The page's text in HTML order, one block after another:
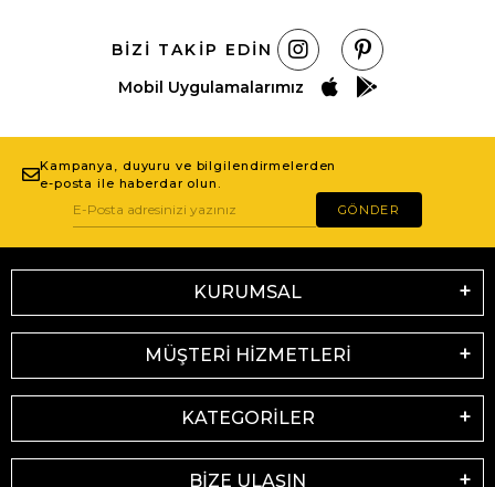
BIZI TAKIP EDIN
Mobil Uygulamalarımız
Kampanya, duyuru ve bilgilendirmelerden
e-posta ile haberdar olun.
GÖNDER
KURUMSAL
MÜŞTERİ HİZMETLERİ
KATEGORİLER
BİZE ULAŞIN